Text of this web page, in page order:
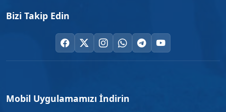
Bizi Takip Edin
Mobil Uygulamamızı İndirin